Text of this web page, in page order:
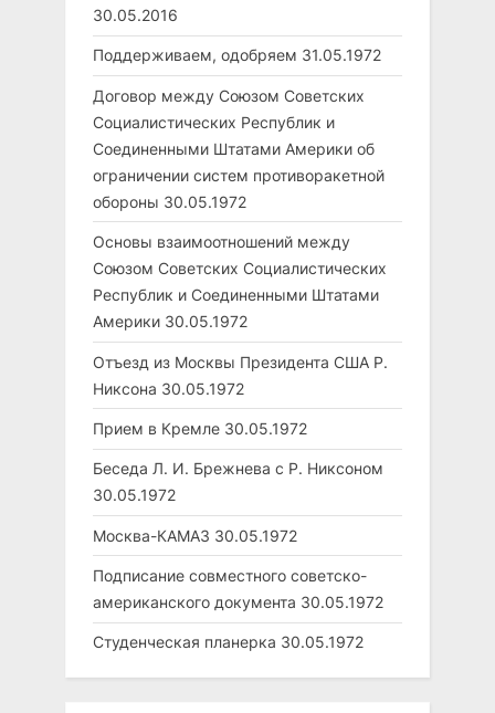
30.05.2016
Поддерживаем, одобряем 31.05.1972
Договор между Союзом Советских
Социалистических Республик и
Соединенными Штатами Америки об
ограничении систем противоракетной
обороны 30.05.1972
Основы взаимоотношений между
Союзом Советских Социалистических
Республик и Соединенными Штатами
Америки 30.05.1972
Отъезд из Москвы Президента США Р.
Никсона 30.05.1972
Прием в Кремле 30.05.1972
Беседа Л. И. Брежнева с Р. Никсоном
30.05.1972
Москва-КАМАЗ 30.05.1972
Подписание совместного советско-
американского документа 30.05.1972
Студенческая планерка 30.05.1972